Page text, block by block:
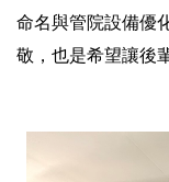
命名與管院設備優
敬，也是希望讓後